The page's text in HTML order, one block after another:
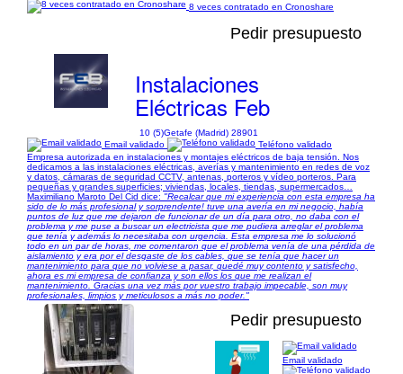
8 veces contratado en Cronoshare
Pedir presupuesto
Instalaciones
Eléctricas Feb
10 (5)Getafe (Madrid) 28901
Email validado
Teléfono validado
Empresa autorizada en instalaciones y montajes eléctricos de baja tensión. Nos
dedicamos a las instalaciones eléctricas, averías y mantenimiento en redes de voz
y datos, cámaras de seguridad CCTV, antenas, porteros y vídeo porteros. Para
pequeñas y grandes superficies; viviendas, locales, tiendas, supermercados…
Maximiliano Maroto Del Cid dice: "Recalcar que mi experiencia con esta empresa ha
sido de lo más profesional y sorprendente! tuve una avería en mi negocio, había
puntos de luz que me dejaron de funcionar de un día para otro, no daba con el
problema y me puse a buscar un electricista que me pudiera arreglar el problema
que tenía y además lo necesitaba con urgencia. Esta empresa me lo solucionó
todo en un par de horas, me comentaron que el problema venía de una pérdida de
aislamiento y era por el desgaste de los cables, que se tenía que hacer un
mantenimiento para que no volviese a pasar, quedé muy contento y satisfecho,
ahora es mi empresa de confianza y son ellos los que me realizan el
mantenimiento. Gracias una vez más por vuestro trabajo impecable, son muy
profesionales, limpios y meticulosos a más no poder."
Pedir presupuesto
Email validado